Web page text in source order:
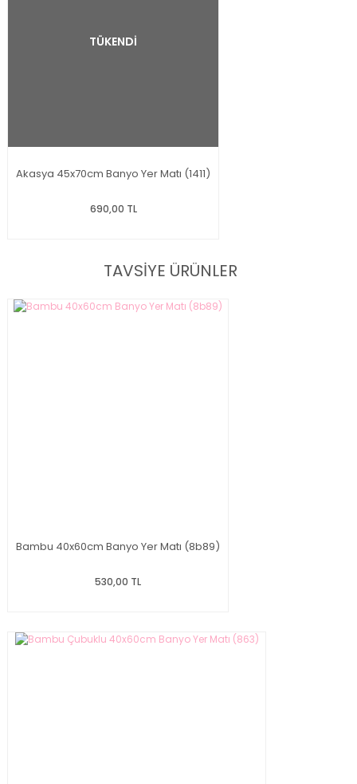
TÜKENDİ
Akasya 45x70cm Banyo Yer Matı (1411)
690,00 TL
TAVSİYE ÜRÜNLER
Bambu 40x60cm Banyo Yer Matı (8b89)
530,00 TL